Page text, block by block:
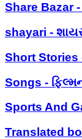
Share Bazar -
shayari -
Short Stories -
Songs -
Sports And
Translated